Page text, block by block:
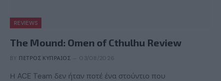
REVIEWS
The Mound: Omen of Cthulhu Review
BY ΠΈΤΡΟΣ ΚΥΠΡΑΊΟΣ 03/08/2026
Η ACE Team δεν ήταν ποτέ ένα στούντιο που